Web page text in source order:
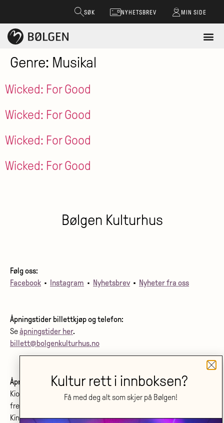
SØK NYHETSBREV MIN SIDE
Genre: Musikal
Wicked: For Good
Wicked: For Good
Wicked: For Good
Wicked: For Good
Bølgen Kulturhus
Følg oss:
Facebook • Instagram • Nyhetsbrev• Nyheter fra oss
Åpningstider billettkjøp og telefon:
Seåpningstider her.
billett@bolgenkulturhus.no
Åpningstider kino:
Kiosken er åpen fra første film starter
frem til siste film starter.
Kinoprogram:www.bolgenkino.no
Kultur rett i innboksen?
Få med deg alt som skjer på Bølgen!